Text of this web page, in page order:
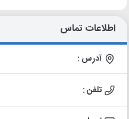
اطلاعات تماس
آدرس :
تلفن :